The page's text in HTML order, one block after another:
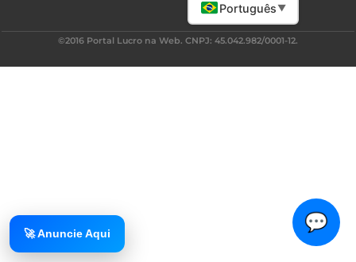
💬
Português ▼
©2016 Portal Lucro na Web. CNPJ: 45.042.982/0001-12.
🚀 Anuncie Aqui